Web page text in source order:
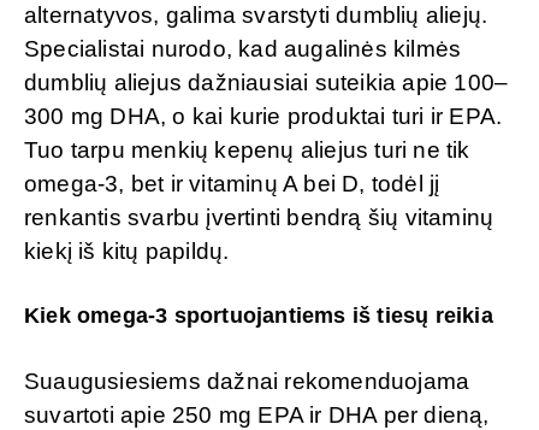
alternatyvos, galima svarstyti dumblių aliejų.
Specialistai nurodo, kad augalinės kilmės
dumblių aliejus dažniausiai suteikia apie 100–
300 mg DHA, o kai kurie produktai turi ir EPA.
Tuo tarpu menkių kepenų aliejus turi ne tik
omega-3, bet ir vitaminų A bei D, todėl jį
renkantis svarbu įvertinti bendrą šių vitaminų
kiekį iš kitų papildų.
Kiek omega-3 sportuojantiems iš tiesų reikia
Suaugusiesiems dažnai rekomenduojama
suvartoti apie 250 mg EPA ir DHA per dieną,